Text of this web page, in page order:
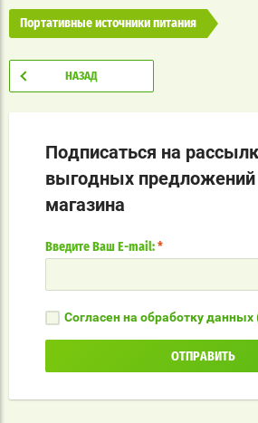
Портативные источники питания
НАЗАД
Подписаться на
выгодных
магазина
Введите Ваш E-mail: *
Согласен на обработку данных
ОТПРАВИТЬ